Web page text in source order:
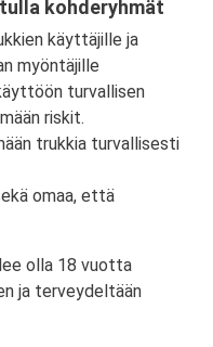
kohderyhmät
käyttäjille ja
myöntäjille
turvallisen
riskit.
trukkia turvallisesti
omaa, että
olla 18 vuotta
ja terveydeltään